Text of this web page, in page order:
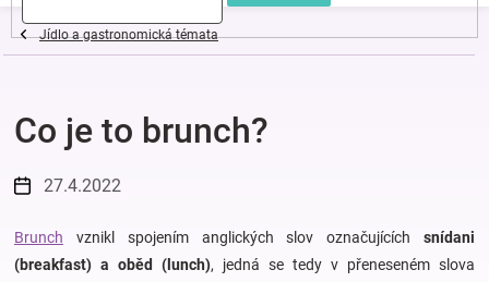
a
oblečení
Pokojíček
a
Jídlo a gastronomická témata
Co je to brunch?
27.4.2022
Brunch vznikl spojením anglických slov označujících snídani
(breakfast) a oběd (lunch), jedná se tedy v přeneseném slova